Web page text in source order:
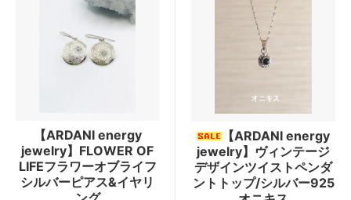
【ARDANI energy
jewelry】FLOWER OF
LIFEフラワーオブライフ
シルバーピアス&イヤリ
【ARDANI energy
jewelry】ヴィンテージ
デザインツイストペンダ
ントトップ/シルバー925